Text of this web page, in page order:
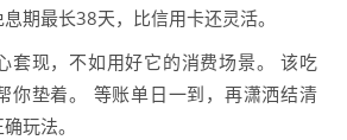
期最长38天，比信用卡还灵活。
套现，不如用好它的消费场景。 该吃
你垫着。 等账单日一到，再潇洒结清
玩法。